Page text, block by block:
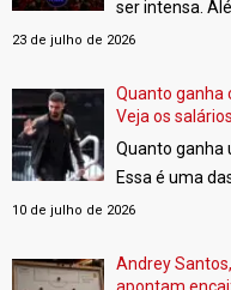
ser intensa.
Red Devils
Liga Inglesa.[…]
23 de julho de 2026
Quanto ganha
Veja os
Quanto ganha
Essa é uma
torcedores.
10 de julho de 2026
Andrey
apontam